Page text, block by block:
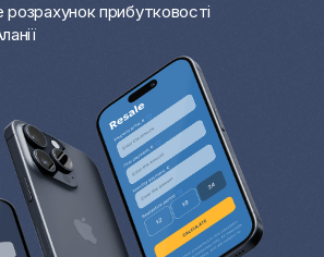
розрахунок прибутковості